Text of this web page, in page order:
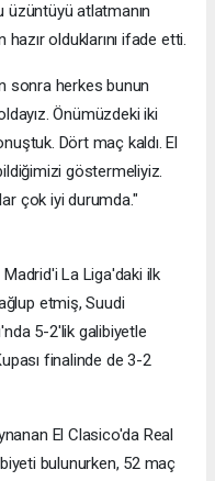
üzüntüyü atlatmanın
hazır olduklarını ifade etti.
sonra herkes bunun
Önümüzdeki iki
Dört maç kaldı. El
göstermeliyiz.
çok iyi durumda."
La Liga'daki ilk
etmiş, Suudi
5-2'lik galibiyetle
finalinde de 3-2
El Clasico'da Real
bulunurken, 52 maç